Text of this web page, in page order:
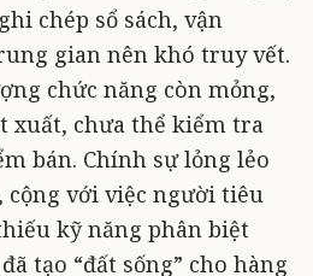
chép sổ sách, vận
gian nên khó truy vết.
chức năng còn mỏng,
xuất, chưa thể kiểm tra
bán. Chính sự lỏng lẻo
cộng với việc người tiêu
kỹ năng phân biệt
tạo “đất sống” cho hàng